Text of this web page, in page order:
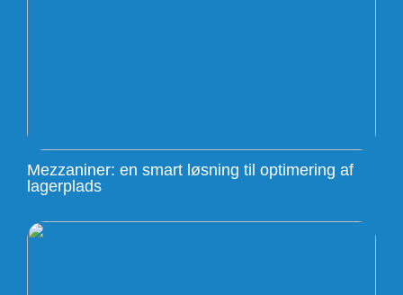
Mezzaniner: en smart løsning til optimering af
lagerplads